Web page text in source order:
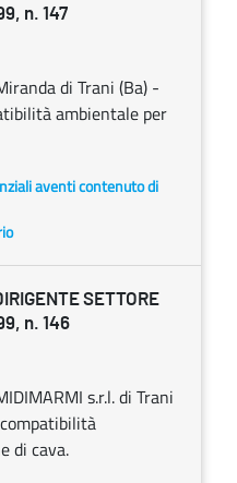
n. 147
di Trani (Ba) -
ambientale per
aventi contenuto di
SETTORE
n. 146
s.r.l. di Trani
di cava.